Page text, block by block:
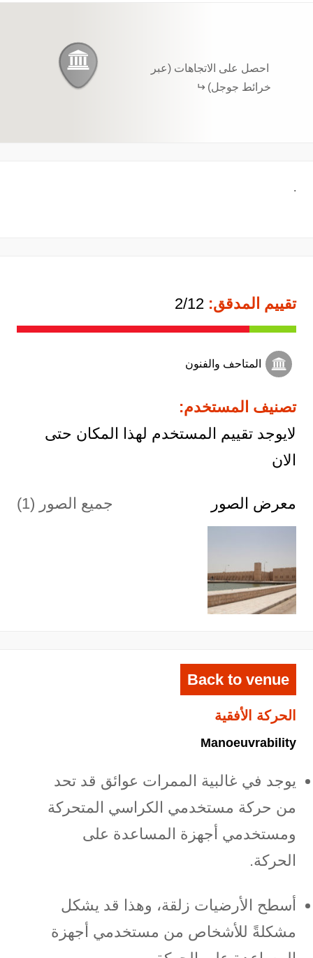
احصل على الاتجاهات (عبر
خرائط جوجل)
.
تقييم المدقق:
المتاحف والفنون
تصنيف المستخدم:
لايوجد تقييم المستخدم لهذا المكان حتى
الان
معرض الصور جميع الصور (1)
Back to venue
الحركة الأفقية
Manoeuvrability
يوجد في غالبية الممرات عوائق قد تحد
من حركة مستخدمي الكراسي المتحركة
ومستخدمي أجهزة المساعدة على
الحركة.
أسطح الأرضيات زلقة، وهذا قد يشكل
مشكلةً للأشخاص من مستخدمي أجهزة